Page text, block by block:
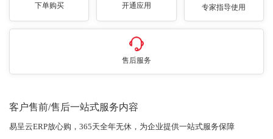
下单购买 开通应用 专家指导使用
售后服务
客户售前/售后一站式服务内容
易呈云ERP放心购，365天全年无休，为企业提供一站式服务保障